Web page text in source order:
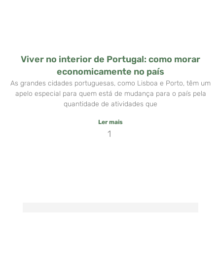
Viver no interior de Portugal: como morar
economicamente no país
As grandes cidades portuguesas, como Lisboa e Porto, têm um
apelo especial para quem está de mudança para o país pela
quantidade de atividades que
Ler mais
1